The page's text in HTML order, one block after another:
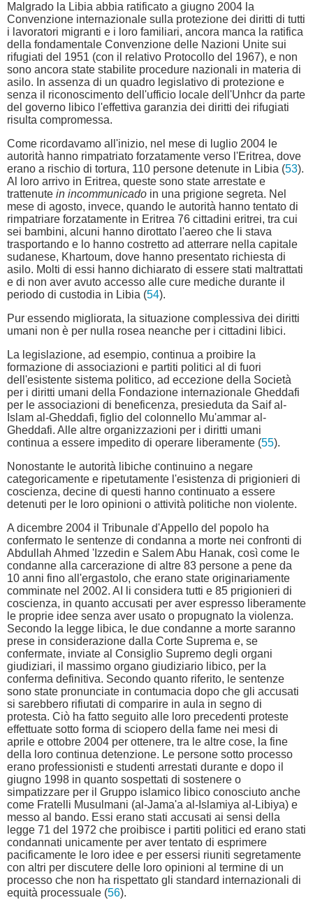
Malgrado la Libia abbia ratificato a giugno 2004 la
Convenzione internazionale sulla protezione dei diritti di tutti
i lavoratori migranti e i loro familiari, ancora manca la ratifica
della fondamentale Convenzione delle Nazioni Unite sui
rifugiati del 1951 (con il relativo Protocollo del 1967), e non
sono ancora state stabilite procedure nazionali in materia di
asilo. In assenza di un quadro legislativo di protezione e
senza il riconoscimento dell'ufficio locale dell'Unhcr da parte
del governo libico l'effettiva garanzia dei diritti dei rifugiati
risulta compromessa.
Come ricordavamo all'inizio, nel mese di luglio 2004 le
autorità hanno rimpatriato forzatamente verso l'Eritrea, dove
erano a rischio di tortura, 110 persone detenute in Libia (53).
Al loro arrivo in Eritrea, queste sono state arrestate e
trattenute in incommunicado in una prigione segreta. Nel
mese di agosto, invece, quando le autorità hanno tentato di
rimpatriare forzatamente in Eritrea 76 cittadini eritrei, tra cui
sei bambini, alcuni hanno dirottato l'aereo che li stava
trasportando e lo hanno costretto ad atterrare nella capitale
sudanese, Khartoum, dove hanno presentato richiesta di
asilo. Molti di essi hanno dichiarato di essere stati maltrattati
e di non aver avuto accesso alle cure mediche durante il
periodo di custodia in Libia (54).
Pur essendo migliorata, la situazione complessiva dei diritti
umani non è per nulla rosea neanche per i cittadini libici.
La legislazione, ad esempio, continua a proibire la
formazione di associazioni e partiti politici al di fuori
dell'esistente sistema politico, ad eccezione della Società
per i diritti umani della Fondazione internazionale Gheddafi
per le associazioni di beneficenza, presieduta da Saif al-
Islam al-Gheddafi, figlio del colonnello Mu'ammar al-
Gheddafi. Alle altre organizzazioni per i diritti umani
continua a essere impedito di operare liberamente (55).
Nonostante le autorità libiche continuino a negare
categoricamente e ripetutamente l'esistenza di prigionieri di
coscienza, decine di questi hanno continuato a essere
detenuti per le loro opinioni o attività politiche non violente.
A dicembre 2004 il Tribunale d'Appello del popolo ha
confermato le sentenze di condanna a morte nei confronti di
Abdullah Ahmed 'Izzedin e Salem Abu Hanak, così come le
condanne alla carcerazione di altre 83 persone a pene da
10 anni fino all'ergastolo, che erano state originariamente
comminate nel 2002. AI li considera tutti e 85 prigionieri di
coscienza, in quanto accusati per aver espresso liberamente
le proprie idee senza aver usato o propugnato la violenza.
Secondo la legge libica, le due condanne a morte saranno
prese in considerazione dalla Corte Suprema e, se
confermate, inviate al Consiglio Supremo degli organi
giudiziari, il massimo organo giudiziario libico, per la
conferma definitiva. Secondo quanto riferito, le sentenze
sono state pronunciate in contumacia dopo che gli accusati
si sarebbero rifiutati di comparire in aula in segno di
protesta. Ciò ha fatto seguito alle loro precedenti proteste
effettuate sotto forma di sciopero della fame nei mesi di
aprile e ottobre 2004 per ottenere, tra le altre cose, la fine
della loro continua detenzione. Le persone sotto processo
erano professionisti e studenti arrestati durante e dopo il
giugno 1998 in quanto sospettati di sostenere o
simpatizzare per il Gruppo islamico libico conosciuto anche
come Fratelli Musulmani (al-Jama'a al-Islamiya al-Libiya) e
messo al bando. Essi erano stati accusati ai sensi della
legge 71 del 1972 che proibisce i partiti politici ed erano stati
condannati unicamente per aver tentato di esprimere
pacificamente le loro idee e per essersi riuniti segretamente
con altri per discutere delle loro opinioni al termine di un
processo che non ha rispettato gli standard internazionali di
equità processuale (56).